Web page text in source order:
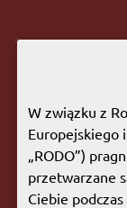
W związku z
Europejskiego
„RODO”)
przetwarzane
Ciebie